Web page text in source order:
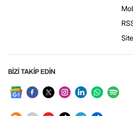
BİZİ TAKİP EDİN